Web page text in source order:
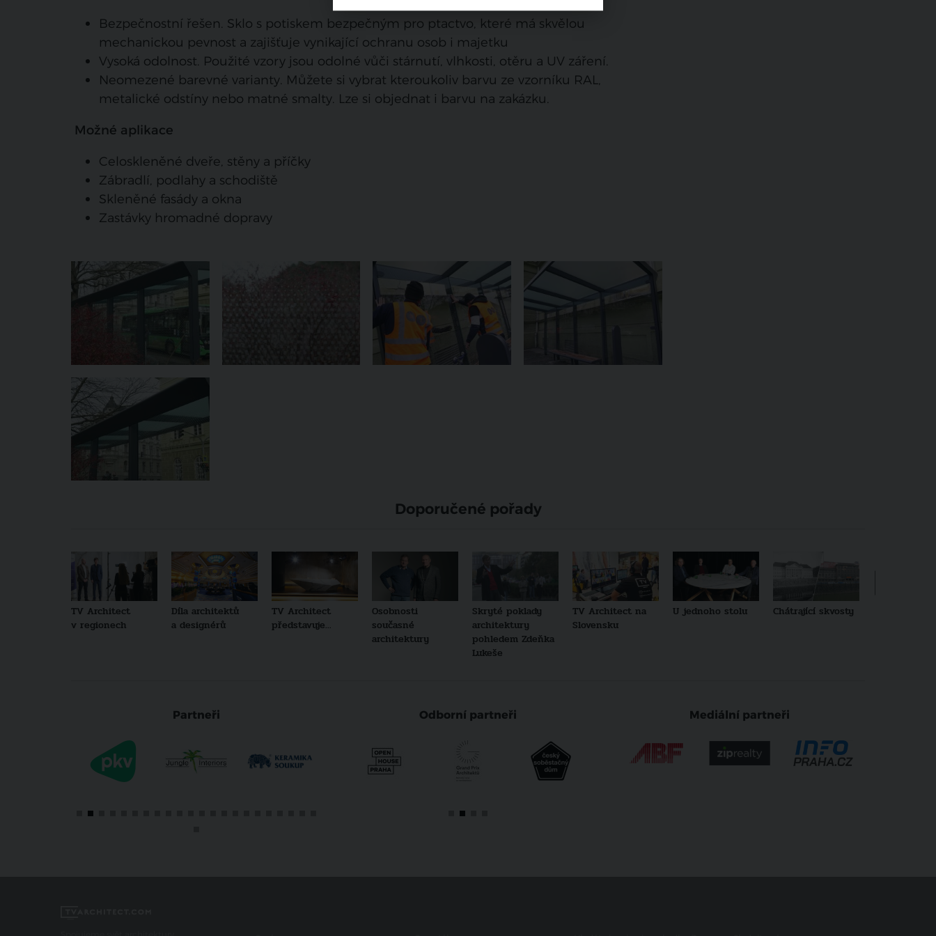
Bezpečnostní řešen. Sklo s potiskem bezpečným pro ptactvo, které má skvělou
mechanickou pevnost a zajišťuje vynikající ochranu osob i majetku
Vysoká odolnost. Použité vzory jsou odolné vůči stárnutí, vlhkosti, otěru a UV záření.
Neomezené barevné varianty. Můžete si vybrat kteroukoliv barvu ze vzorníku RAL,
metalické odstíny nebo matné smalty. Lze si objednat i barvu na zakázku.
Možné aplikace
Celoskleněné dveře, stěny a příčky
Zábradlí, podlahy a schodiště
Skleněné fasády a okna
Zastávky hromadné dopravy
Doporučené pořady
TV Architect
v regionech
Díla architektů
a designérů
TV Architect
představuje...
Osobnosti
současné
architektury
Skryté poklady
architektury
pohledem Zdeňka
Lukeše
TV Architect na
Slovensku
U jednoho stolu Chátrající skvosty
Partneři Odborní partneři Mediální partneři